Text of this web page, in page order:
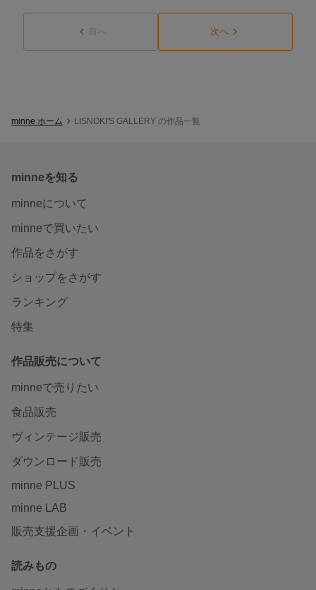
前へ 次へ
minne ホーム LISNOKI'S GALLERY の作品一覧
minneを知る
minneについて
minneで買いたい
作品をさがす
ショップをさがす
ランキング
特集
作品販売について
minneで売りたい
食品販売
ヴィンテージ販売
ダウンロード販売
minne PLUS
minne LAB
販売支援企画・イベント
読みもの